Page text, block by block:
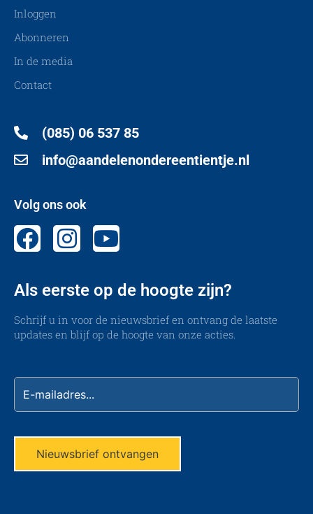
Inloggen
Abonneren
In de media
Contact
(085) 06 537 85
info@aandelenondereentientje.nl
Volg ons ook
Als eerste op de hoogte zijn?
Schrijf u in voor de nieuwsbrief en ontvang de laatste
updates en blijf op de hoogte van onze acties.